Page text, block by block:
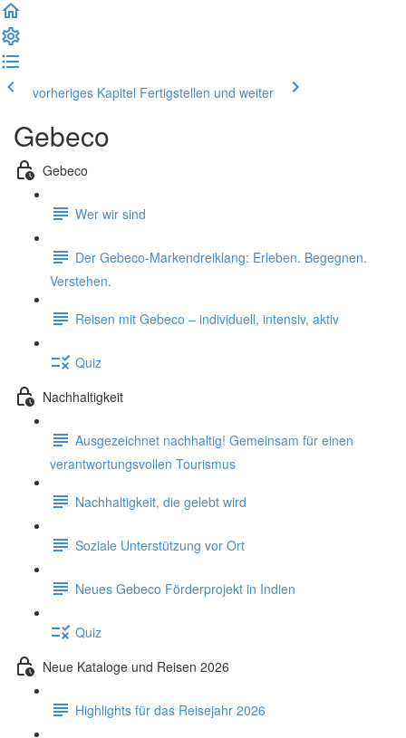
vorheriges Kapitel Fertigstellen und weiter
Gebeco
Gebeco
Wer wir sind
Der Gebeco-Markendreiklang: Erleben. Begegnen.
Verstehen.
Reisen mit Gebeco – individuell, intensiv, aktiv
Quiz
Nachhaltigkeit
Ausgezeichnet nachhaltig! Gemeinsam für einen
verantwortungsvollen Tourismus
Nachhaltigkeit, die gelebt wird
Soziale Unterstützung vor Ort
Neues Gebeco Förderprojekt in Indien
Quiz
Neue Kataloge und Reisen 2026
Highlights für das Reisejahr 2026